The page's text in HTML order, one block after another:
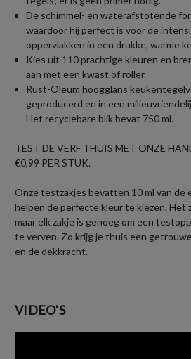
De schimmel- en waterafstotende
waardoor hij perfect is voor de
oppervlakken in een drukke, warme
Kies uit 110 prachtige kleuren en
aan met een kwast of roller.
Rust-Oleum hoogglans
geproducerd en in een
Het recyclebare blik bevat 750 ml.
TEST DE VERF THUIS MET ONZE
€0,99 PER STUK.
Onze testzakjes bevatten 10 ml van de
helpen de perfecte kleur te kiezen. Het
maar elk zakje is genoeg om een
te verven. Zo krijg je thuis een
en de dekkracht.
VIDEO'S